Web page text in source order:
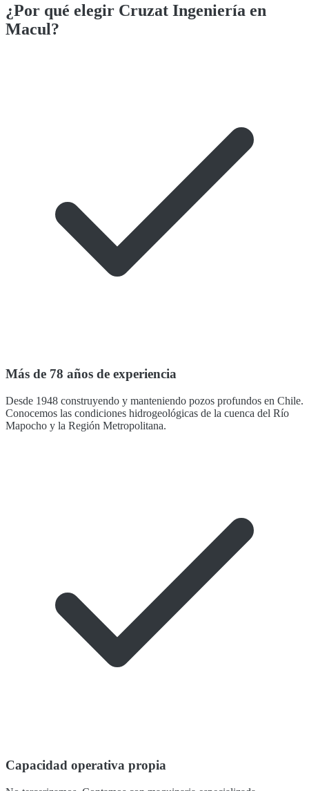
¿Por qué elegir Cruzat Ingeniería en
Macul?
Más de 78 años de experiencia
Desde 1948 construyendo y manteniendo pozos profundos en Chile.
Conocemos las condiciones hidrogeológicas de la cuenca del Río
Mapocho y la Región Metropolitana.
Capacidad operativa propia